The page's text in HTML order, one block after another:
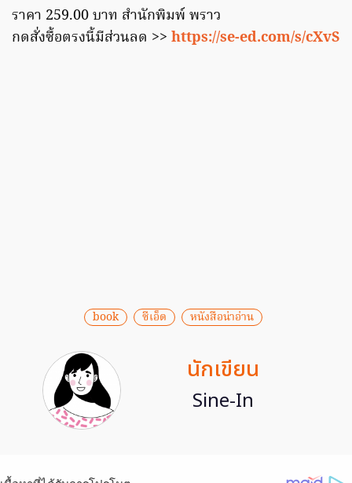
ราคา 259.00 บาท สำนักพิมพ์ พราว
กดสั่งซื้อตรงนี้มีส่วนลด >> https://se-ed.com/s/cXvS
book ซีเอ็ด หนังสือน่าอ่าน
นักเขียน
Sine-In